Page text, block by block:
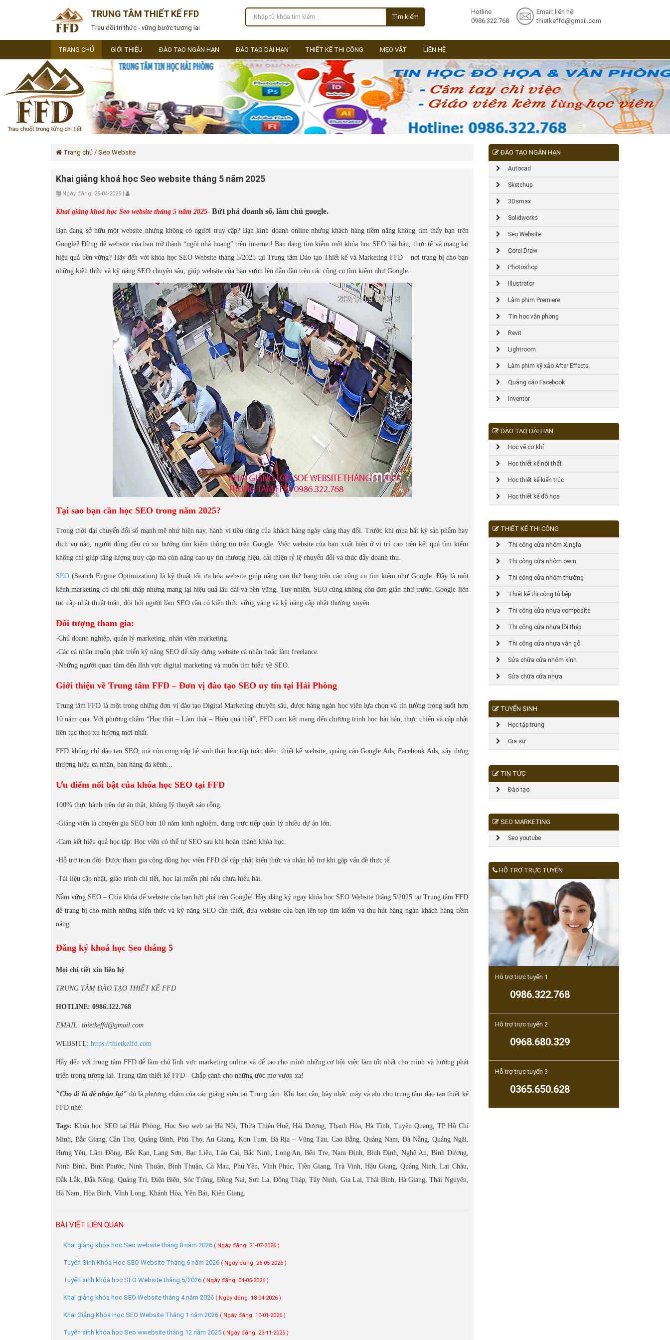
TRUNG TÂM THIẾT KẾ FFD
Trau dồi tri thức - vững bước tương lai
Tìm kiếm
Email: liên hệ
thietkeffd@gmail.com
Hotline
0986.322.768
TRANG CHỦ GIỚI THIỆU ĐÀO TẠO NGẮN HẠN ĐÀO TẠO DÀI HẠN THIẾT KẾ THI CÔNG MẸO VẶT LIÊN HỆ
Trang chủ / Seo Website
Khai giảng khoá học Seo website tháng 5 năm 2025
Ngày đăng: 25-04-2025 |
Khai giảng khoá học Seo website tháng 5 năm 2025- Bứt phá doanh số, làm chủ google.
Bạn đang sở hữu một website nhưng không có người truy cập? Bạn kinh doanh online nhưng khách hàng tiềm năng không tìm thấy bạn trên
Google? Đừng để website của bạn trở thành “ngôi nhà hoang” trên internet! Bạn đang tìm kiếm một khóa học SEO bài bản, thực tế và mang lại
hiệu quả bền vững? Hãy đến với khóa học SEO Website tháng 5/2025 tại Trung tâm Đào tạo Thiết kế và Marketing FFD – nơi trang bị cho bạn
những kiến thức và kỹ năng SEO chuyên sâu, giúp website của bạn vươn lên dẫn đầu trên các công cụ tìm kiếm như Google.
Tại sao bạn cần học SEO trong năm 2025?
Trong thời đại chuyển đổi số mạnh mẽ như hiện nay, hành vi tiêu dùng của khách hàng ngày càng thay đổi. Trước khi mua bất kỳ sản phẩm hay
dịch vụ nào, người dùng đều có xu hướng tìm kiếm thông tin trên Google. Việc website của bạn xuất hiện ở vị trí cao trên kết quả tìm kiếm
không chỉ giúp tăng lượng truy cập mà còn nâng cao uy tín thương hiệu, cải thiện tỷ lệ chuyển đổi và thúc đẩy doanh thu.
SEO (Search Engine Optimization) là kỹ thuật tối ưu hóa website giúp nâng cao thứ hạng trên các công cụ tìm kiếm như Google. Đây là một
kênh marketing có chi phí thấp nhưng mang lại hiệu quả lâu dài và bền vững. Tuy nhiên, SEO cũng không còn đơn giản như trước. Google liên
tục cập nhật thuật toán, đòi hỏi người làm SEO cần có kiến thức vững vàng và kỹ năng cập nhật thường xuyên.
Đối tượng tham gia:
-Chủ doanh nghiệp, quản lý marketing, nhân viên marketing.
-Các cá nhân muốn phát triển kỹ năng SEO để xây dựng website cá nhân hoặc làm freelance.
-Những người quan tâm đến lĩnh vực digital marketing và muốn tìm hiểu về SEO.
Giới thiệu về Trung tâm FFD – Đơn vị đào tạo SEO uy tín tại Hải Phòng
Trung tâm FFD là một trong những đơn vị đào tạo Digital Marketing chuyên sâu, được hàng ngàn học viên lựa chọn và tin tưởng trong suốt hơn
10 năm qua. Với phương châm “Học thật – Làm thật – Hiệu quả thật”, FFD cam kết mang đến chương trình học bài bản, thực chiến và cập nhật
liên tục theo xu hướng mới nhất.
FFD không chỉ đào tạo SEO, mà còn cung cấp hệ sinh thái học tập toàn diện: thiết kế website, quảng cáo Google Ads, Facebook Ads, xây dựng
thương hiệu cá nhân, bán hàng đa kênh...
Ưu điểm nổi bật của khóa học SEO tại FFD
100% thực hành trên dự án thật, không lý thuyết sáo rỗng.
-Giảng viên là chuyên gia SEO hơn 10 năm kinh nghiệm, đang trực tiếp quản lý nhiều dự án lớn.
-Cam kết hiệu quả học tập: Học viên có thể tự SEO sau khi hoàn thành khóa học.
-Hỗ trợ trọn đời: Được tham gia cộng đồng học viên FFD để cập nhật kiến thức và nhận hỗ trợ khi gặp vấn đề thực tế.
-Tài liệu cập nhật, giáo trình chi tiết, học lại miễn phí nếu chưa hiểu bài.
Nắm vững SEO – Chìa khóa để website của bạn bứt phá trên Google! Hãy đăng ký ngay khóa học SEO Website tháng 5/2025 tại Trung tâm FFD
để trang bị cho mình những kiến thức và kỹ năng SEO cần thiết, đưa website của bạn lên top tìm kiếm và thu hút hàng ngàn khách hàng tiềm
năng.
Đăng ký khoá học Seo tháng 5
Mọi chi tiết xin liên hệ
TRUNG TÂM ĐÀO TẠO THIẾT KẾ FFD
HOTLINE: 0986.322.768
EMAIL: thietkeffd@gmail.com
WEBSITE: https://thietkeffd.com
Hãy đến với trung tâm FFD để làm chủ lĩnh vực marketing online và để tạo cho mình những cơ hội việc làm tốt nhất cho mình và hướng phát
triển trong tương lai. Trung tâm thiết kế FFD - Chắp cánh cho những ước mơ vươn xa!
"Cho đi là để nhận lại" đó là phương châm của các giảng viên tại Trung tâm. Khi bạn cần, hãy nhấc máy và alo cho trung tâm đào tạo thiết kế
FFD nhé!
Tags: Khóa học SEO tại Hải Phòng, Học Seo web tại Hà Nội, Thừa Thiên Huế, Hải Dương, Thanh Hóa, Hà Tĩnh, Tuyên Quang, TP Hồ Chí
Minh, Bắc Giang, Cần Thơ, Quảng Bình, Phú Thọ, An Giang, Kon Tum, Bà Rịa – Vũng Tàu, Cao Bằng, Quảng Nam, Đà Nẵng, Quảng Ngãi,
Hưng Yên, Lâm Đồng, Bắc Kạn, Lạng Sơn, Bạc Liêu, Lào Cai, Bắc Ninh, Long An, Bến Tre, Nam Định, Bình Định, Nghệ An, Bình Dương,
Ninh Bình, Bình Phước, Ninh Thuận, Bình Thuận, Cà Mau, Phú Yên, Vĩnh Phúc, Tiền Giang, Trà Vinh, Hậu Giang, Quảng Ninh, Lai Châu,
Đắk Lắk, Đắk Nông, Quảng Trị, Điện Biên, Sóc Trăng, Đồng Nai, Sơn La, Đồng Tháp, Tây Ninh, Gia Lai, Thái Bình, Hà Giang, Thái Nguyên,
Hà Nam, Hòa Bình, Vĩnh Long, Khánh Hòa, Yên Bái, Kiên Giang.
BÀI VIẾT LIÊN QUAN
Khai giảng khóa học Seo website tháng 8 năm 2026 ( Ngày đăng: 21-07-2026 )
Tuyển Sinh Khóa Học SEO Website Tháng 6 năm 2026 ( Ngày đăng: 26-05-2026 )
Tuyển sinh khóa học SEO Website tháng 5/2026 ( Ngày đăng: 04-05-2026 )
Khai giảng khóa học SEO Website tháng 4 năm 2026 ( Ngày đăng: 18-04-2026 )
Khai Giảng Khóa Học SEO Website Tháng 1 năm 2026 ( Ngày đăng: 10-01-2026 )
Tuyển sinh khóa học Seo wwebsite tháng 12 năm 2025 ( Ngày đăng: 23-11-2025 )
ĐÀO TẠO NGẮN HẠN
Autocad
Sketchup
3Dsmax
Solidworks
Seo Website
Corel Draw
Photoshop
Illustrator
Làm phim Premiere
Tin học văn phòng
Revit
Lightroom
Làm phim kỹ xảo After Effects
Quảng cáo Facebook
Inventor
ĐÀO TẠO DÀI HẠN
Học vẽ cơ khí
Học thiết kế nội thất
Học thiết kế kiến trúc
Học thiết kế đồ họa
THIẾT KẾ THI CÔNG
Thi công cửa nhôm Xingfa
Thi công cửa nhôm owin
Thi công cửa nhôm thường
Thiết kế thi công tủ bếp
Thi công cửa nhựa composite
Thi công cửa nhựa lõi thép
Thi công cửa nhựa vân gỗ
Sửa chữa cửa nhôm kính
Sửa chữa cửa nhựa
TUYỂN SINH
Học tập trung
Gia sư
TIN TỨC
Đào tạo
SEO MARKETING
Seo youtube
HỖ TRỢ TRỰC TUYẾN
Hỗ trợ trực tuyến 1
0986.322.768
Hỗ trợ trực tuyến 2
0968.680.329
Hỗ trợ trực tuyến 3
0365.650.628